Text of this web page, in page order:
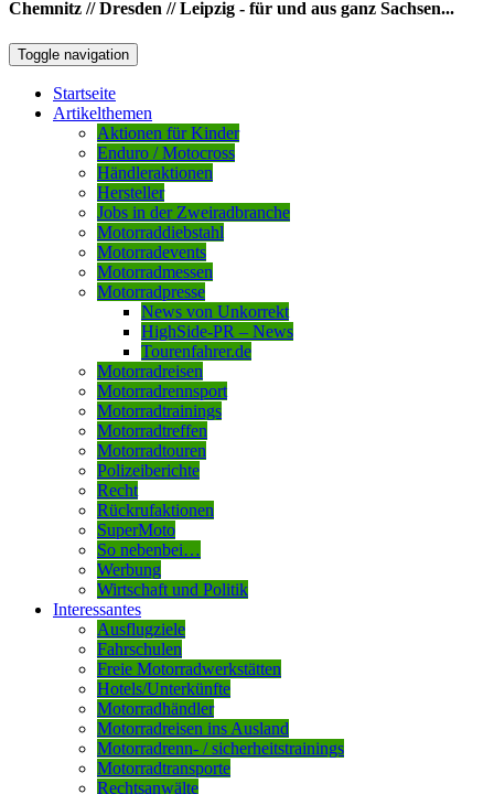
Chemnitz // Dresden // Leipzig - für und aus ganz Sachsen...
Toggle navigation
Startseite
Artikelthemen
Aktionen für Kinder
Enduro / Motocross
Händleraktionen
Hersteller
Jobs in der Zweiradbranche
Motorraddiebstahl
Motorradevents
Motorradmessen
Motorradpresse
News von Unkorrekt
HighSide-PR – News
Tourenfahrer.de
Motorradreisen
Motorradrennsport
Motorradtrainings
Motorradtreffen
Motorradtouren
Polizeiberichte
Recht
Rückrufaktionen
SuperMoto
So nebenbei…
Werbung
Wirtschaft und Politik
Interessantes
Ausflugziele
Fahrschulen
Freie Motorradwerkstätten
Hotels/Unterkünfte
Motorradhändler
Motorradreisen ins Ausland
Motorradrenn- / sicherheitstrainings
Motorradtransporte
Rechtsanwälte